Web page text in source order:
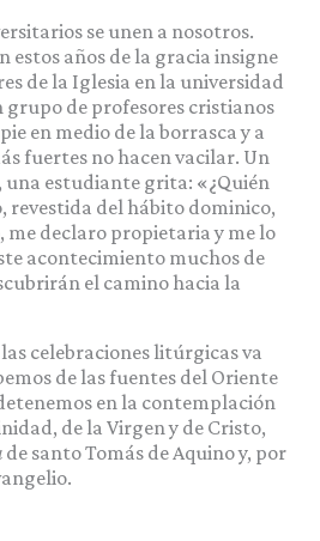
se unen a nosotros.
estos años de la gracia insigne
de la Iglesia en la universidad
grupo de profesores cristianos
en medio de la borrasca y a
fuertes no hacen vacilar. Un
estudiante grita: «¿Quién
revestida del hábito dominico,
me declaro propietaria y me lo
acontecimiento muchos de
el camino hacia la
celebraciones litúrgicas va
de las fuentes del Oriente
en la contemplación
de la Virgen y de Cristo,
de santo Tomás de Aquino y, por